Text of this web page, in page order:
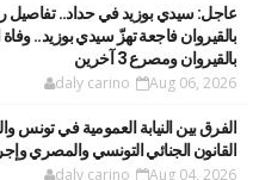
عاجل: سيدي بوزيد في حداد.. تفاصيل
بالقيروان فاجعة تهزّ سيدي بوزيد..
بالقيروان ومصرع 3 آخرين
daly carino Aug 06, 2026
الفرق بين النيابة العمومية في تونس
القانون الجنائي التونسي والمصري
daly carino Aug 04, 2026